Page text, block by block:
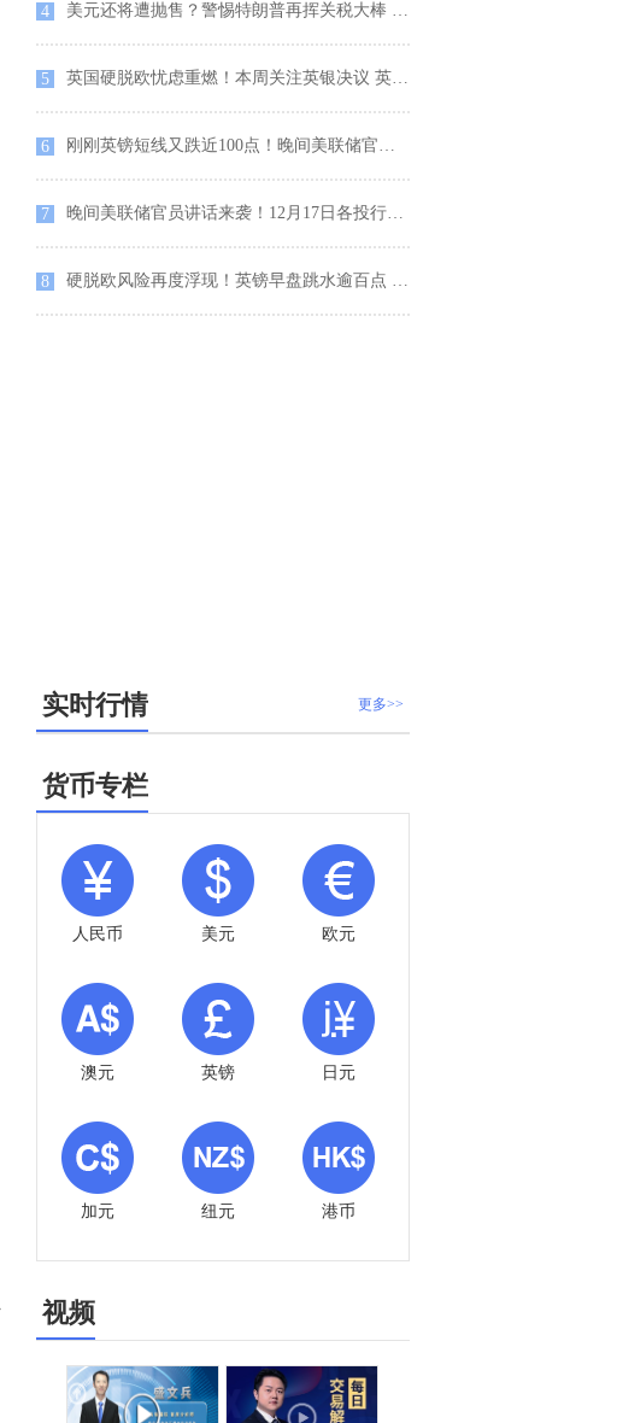
4 美元还将遭抛售？警惕特朗普再挥关税大棒 外汇市场日内操作策略建议
5 英国硬脱欧忧虑重燃！本周关注英银决议 英镑涨势就此终结？
6 刚刚英镑短线又跌近100点！晚间美联储官员携数据来袭 欧元、英镑、澳元走势分析
7 晚间美联储官员讲话来袭！12月17日各投行美元、欧元、英镑、日元最新交易策略汇总
8 硬脱欧风险再度浮现！英镑早盘跳水逾百点 接下来如何走？
更多>>
实时行情
货币专栏
人民币 美元 欧元
澳元 英镑 日元
加元 纽元 港币
视频